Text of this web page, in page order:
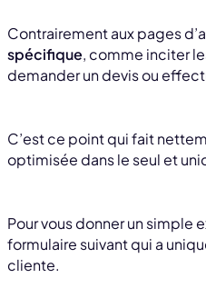
Contrairement aux pages
spécifique, comme inciter
demander un devis ou
C’est ce point qui fait
optimisée dans le seul et
Pour vous donner un simple
formulaire suivant qui a
cliente.